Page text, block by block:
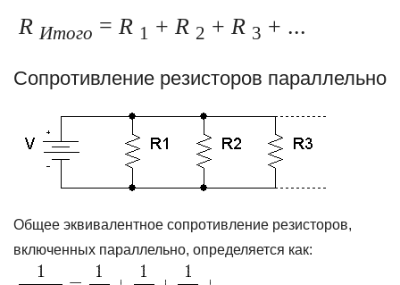
R Итого = R 1 + R 2 + R 3 + ...
Сопротивление резисторов параллельно
Общее эквивалентное сопротивление резисторов,
включенных параллельно, определяется как: